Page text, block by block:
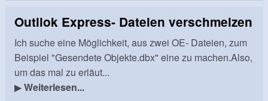
Outllok Express- Dateien verschmelzen
Ich suche eine Möglichkeit, aus zwei OE- Dateien, zum
Beispiel "Gesendete Objekte.dbx" eine zu machen.Also,
um das mal zu erläut...
▶Weiterlesen...